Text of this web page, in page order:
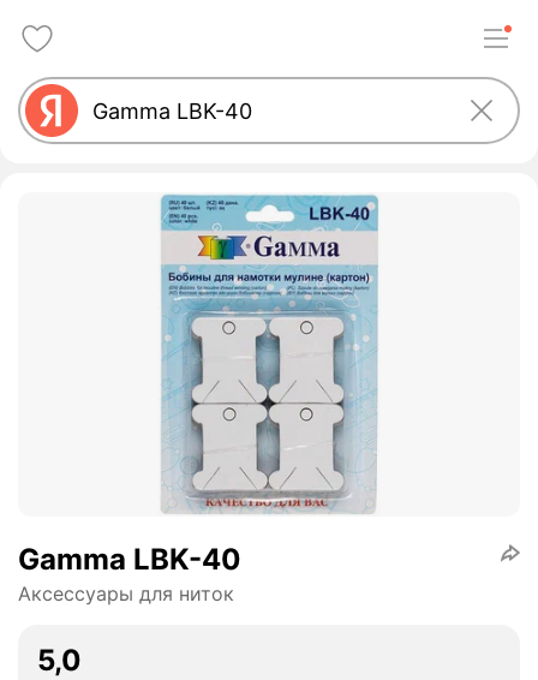
Gamma LBK-40
Аксессуары для ниток
5,0